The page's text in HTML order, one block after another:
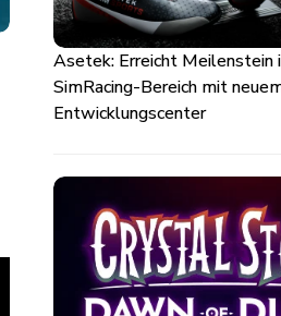
Asetek: Erreicht Meilenstein
SimRacing-Bereich mit
Entwicklungscenter